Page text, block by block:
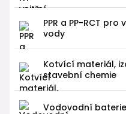
PPR a PP-RCT
vody
Kotvící materiál,
stavební chemie
Vodovodní baterie